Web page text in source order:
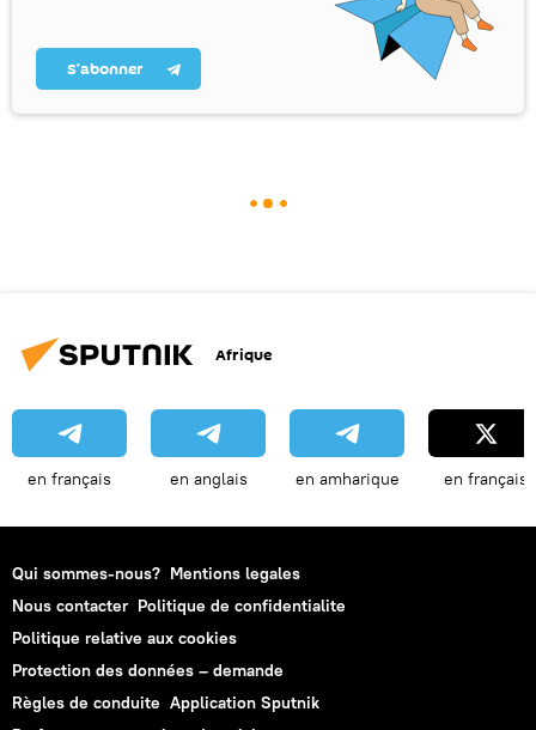
S’abonner
Afrique
en français en anglais en amharique en français
Qui sommes-nous? Mentions legales
Nous contacter Politique de confidentialite
Politique relative aux cookies
Protection des données – demande
Règles de conduite Application Sputnik